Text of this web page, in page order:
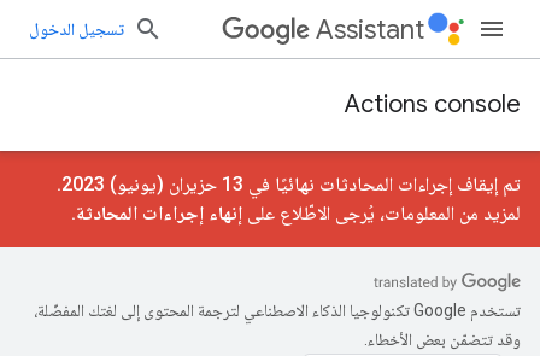
Assistant تسجيل الدخول
Actions console
تم إيقاف إجراءات المحادثات نهائيًا في 13 حزيران (يونيو) 2023.
لمزيد من المعلومات، يُرجى الاطّلاع على إنهاء إجراءات المحادثة.
تستخدم Google تكنولوجيا الذكاء الاصطناعي لترجمة المحتوى إلى لغتك المفضّلة،
وقد تتضمّن بعض الأخطاء.